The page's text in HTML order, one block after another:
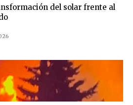
del solar frente al